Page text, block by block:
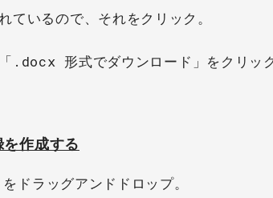
ているので、それをクリック。
.docx 形式でダウンロード」をクリッ
作成する
ラッグアンドドロップ。